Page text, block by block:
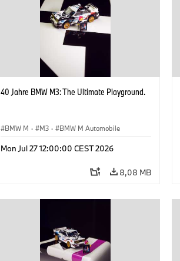
40 Jahre BMW M3: The Ultimate Playground.
BMW M · M3 · BMW M Automobile
Mon Jul 27 12:00:00 CEST 2026
8,08 MB